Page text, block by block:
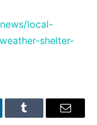
local-
shelter-
Tumblr Email